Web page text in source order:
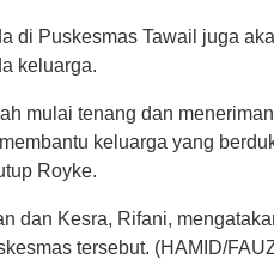
di Puskesmas Tawail juga
keluarga.
mulai tenang dan
keluarga yang
Royke.
dan Kesra, Rifani,
tersebut. (HAMID/